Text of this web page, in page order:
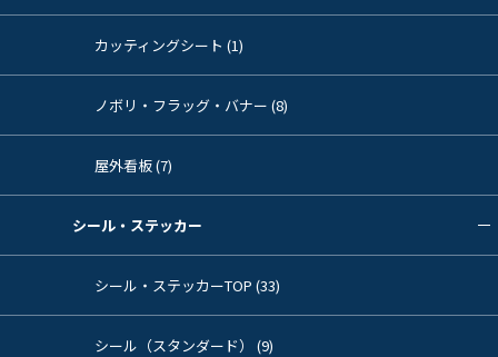
カッティングシート (1)
ノボリ・フラッグ・バナー (8)
屋外看板 (7)
シール・ステッカー
シール・ステッカーTOP (33)
シール（スタンダード） (9)